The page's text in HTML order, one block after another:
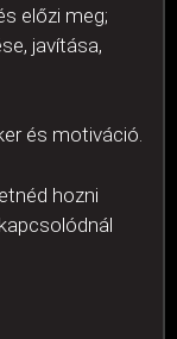
előzi meg;
javítása,
és motiváció.
hozni